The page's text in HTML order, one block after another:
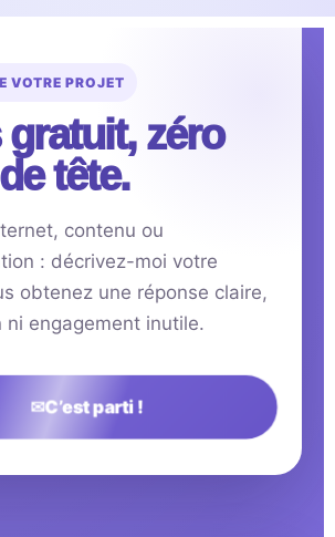
VOTRE PROJET
gratuit, zéro
tête.
contenu ou
: décrivez-moi votre
obtenez une réponse claire,
ni engagement inutile.
✉C’est parti !